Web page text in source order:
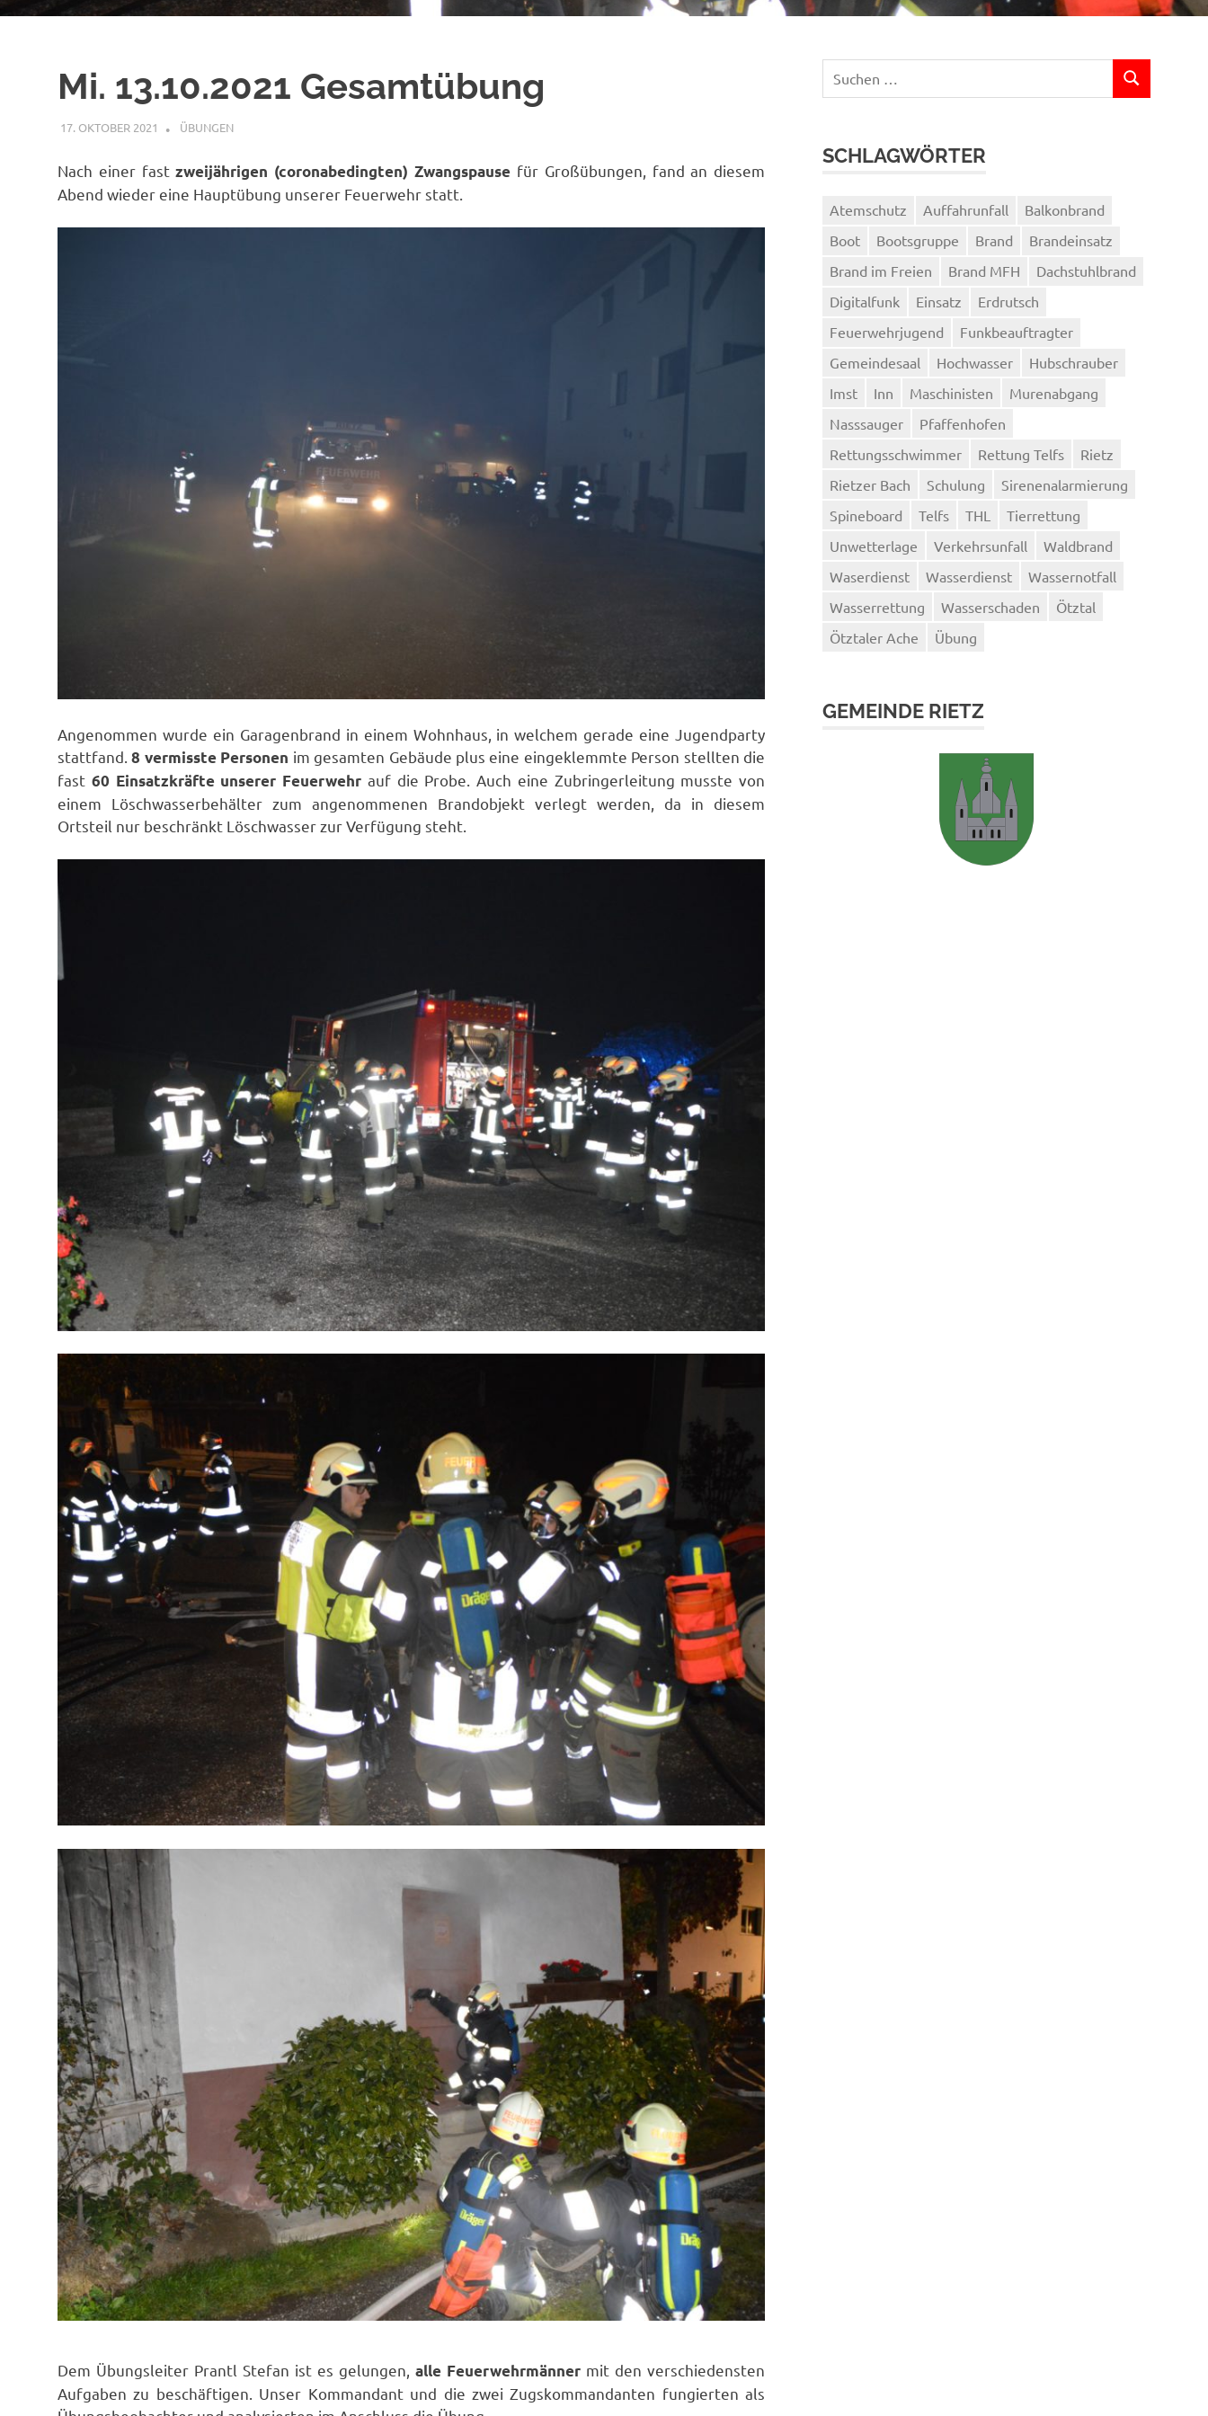
Mi. 13.10.2021 Gesamtübung
17. OKTOBER 2021 RAINER SCHUCHTER
ÜBUNGEN
Nach einer fastzweijährigen (coronabedingten) Zwangspause für Großübungen, fand an diesem
Abend wieder eine Hauptübung unserer Feuerwehr statt.
Angenommen wurde ein Garagenbrand in einem Wohnhaus, in welchem gerade eine Jugendparty
stattfand.8 vermisste Personen im gesamten Gebäude plus eine eingeklemmte Person stellten die
fast 60 Einsatzkräfte unserer Feuerwehr auf die Probe. Auch eine Zubringerleitung musste von
einem Löschwasserbehälter zum angenommenen Brandobjekt verlegt werden, da in diesem
Ortsteil nur beschränkt Löschwasser zur Verfügung steht.
Dem Übungsleiter Prantl Stefan ist es gelungen,alle Feuerwehrmänner mit den verschiedensten
Aufgaben zu beschäftigen. Unser Kommandant und die zwei Zugskommandanten fungierten als
nach:
SUCHEN
SCHLAGWÖRTER
Atemschutz Auffahrunfall
Balkonbrand
Boot
Bootsgruppe Brand
Brandeinsatz
Brand im Freien
Brand MFH
Dachstuhlbrand
Digitalfunk
Einsatz
Erdrutsch
Feuerwehrjugend
Funkbeauftragter
Gemeindesaal
Hochwasser
Hubschrauber
Imst
Inn Maschinisten
Murenabgang
Nasssauger
Pfaffenhofen
Rettungsschwimmer
Rettung Telfs
Rietz
Rietzer Bach
Schulung
Sirenenalarmierung
Spineboard
Telfs THL
Tierrettung
Unwetterlage
Verkehrsunfall
Waldbrand
Waserdienst
Wasserdienst
Wassernotfall
Wasserrettung
Wasserschaden
Ötztal
Ötztaler Ache
Übung
GEMEINDE RIETZ